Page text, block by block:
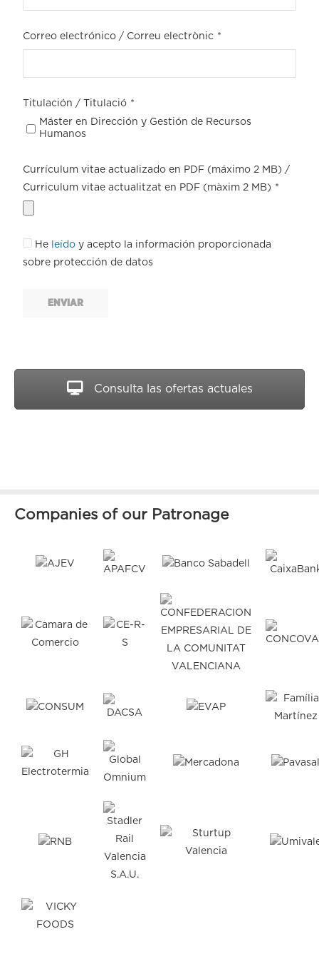
Correo electrónico / Correu electrònic *
Titulación / Titulació *
Máster en Dirección y Gestión de Recursos
Humanos
Currículum vitae actualizado en PDF (máximo 2 MB) /
Curriculum vitae actualitzat en PDF (màxim 2 MB) *
He leído y acepto la información proporcionada
sobre protección de datos
ENVIAR
Consulta las ofertas actuales
Companies of our Patronage